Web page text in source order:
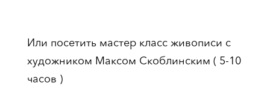
Или посетить мастер класс живописи с
художником Максом Скоблинским ( 5-10
часов )